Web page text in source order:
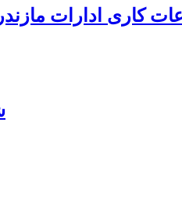
ادارات مازندران: ساعت